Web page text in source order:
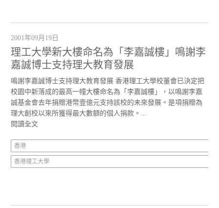
2001年09月19日
理工大學新大樓命名為「李嘉誠樓」鳴謝李
嘉誠博士支持理大教育發展
鳴謝李嘉誠博士支持理大教育發展 香港理工大學校董會已決定把
校園中新落成的最高一幢大樓命名為「李嘉誠樓」，以鳴謝李嘉
誠基金會去年捐贈港幣壹億元支持該校的未來發展。是項捐贈為
理大創校以來所獲得最大數額的個人捐款。...
閱讀全文
香港
香港理工大學